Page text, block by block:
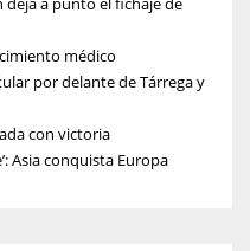
médico
por delante de Tárrega y
con victoria
Asia conquista Europa